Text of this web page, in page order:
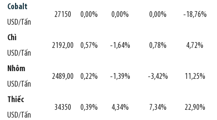
Cobalt
USD/Tấn
27150 0,00% 0,00% 0,00% -18,76%
Chì
USD/Tấn
2192,00 0,57% -1,64% 0,78% 4,72%
Nhôm
USD/Tấn
2489,00 0,22% -1,39% -3,42% 11,25%
Thiếc
USD/Tấn
34350 0,39% 4,34% 7,34% 22,90%